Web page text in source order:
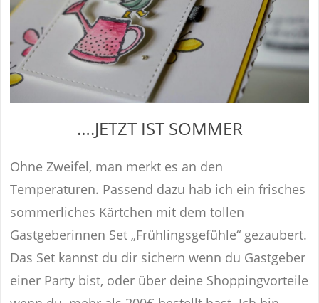
….JETZT IST SOMMER
Ohne Zweifel, man merkt es an den
Temperaturen. Passend dazu hab ich ein frisches
sommerliches Kärtchen mit dem tollen
Gastgeberinnen Set „Frühlingsgefühle“ gezaubert.
Das Set kannst du dir sichern wenn du Gastgeber
einer Party bist, oder über deine Shoppingvorteile